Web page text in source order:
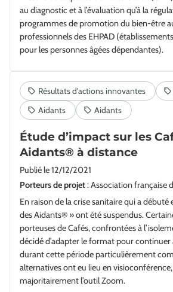
au diagnostic et à l’évaluation qu’à la
programmes de promotion du bien-être
professionnels des EHPAD
pour les personnes âgées dépendantes).
Étude d’impact sur les
Aidants® à distance
Publié le12/12/2021
Porteurs de projet: Association française
En raison de la crise sanitaire qui a
des Aidants® » ont été suspendus.
porteuses de Cafés, confrontées à
décidé d’adapter le format pour continuer
durant cette période particulièrement
alternatives ont eu lieu en
majoritairement l’outil Zoom.